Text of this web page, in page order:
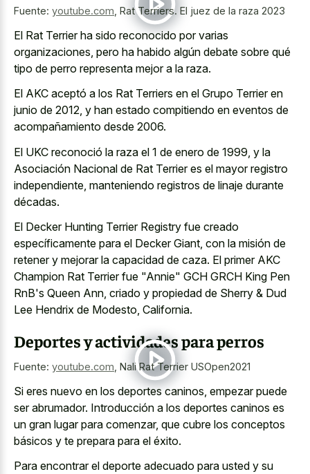
Fuente: youtube.com Rat Terriers. El juez de la raza 2023
El Rat Terrier ha sido reconocido por varias
organizaciones, pero ha habido algún debate sobre qué
tipo de perro representa mejor a la raza.
El AKC aceptó a los Rat Terriers en el Grupo Terrier en
junio de 2012, y han estado compitiendo en eventos de
acompañamiento desde 2006.
El UKC reconoció la raza el 1 de enero de 1999, y la
Asociación Nacional de Rat Terrier es el mayor registro
independiente, manteniendo registros de linaje durante
décadas.
El Decker Hunting Terrier Registry fue creado
específicamente para el Decker Giant, con la misión de
retener y mejorar la capacidad de caza. El primer AKC
Champion Rat Terrier fue "Annie" GCH GRCH King Pen
RnB's Queen Ann, criado y propiedad de Sherry & Dud
Lee Hendrix de Modesto, California.
Deportes y actividades para perros
Fuente: youtube.com Nali Rat Terrier USOpen2021
Si eres nuevo en los deportes caninos, empezar puede
ser abrumador. Introducción a los deportes caninos es
un gran lugar para comenzar, que cubre los conceptos
básicos y te prepara para el éxito.
Para encontrar el deporte adecuado para usted y su